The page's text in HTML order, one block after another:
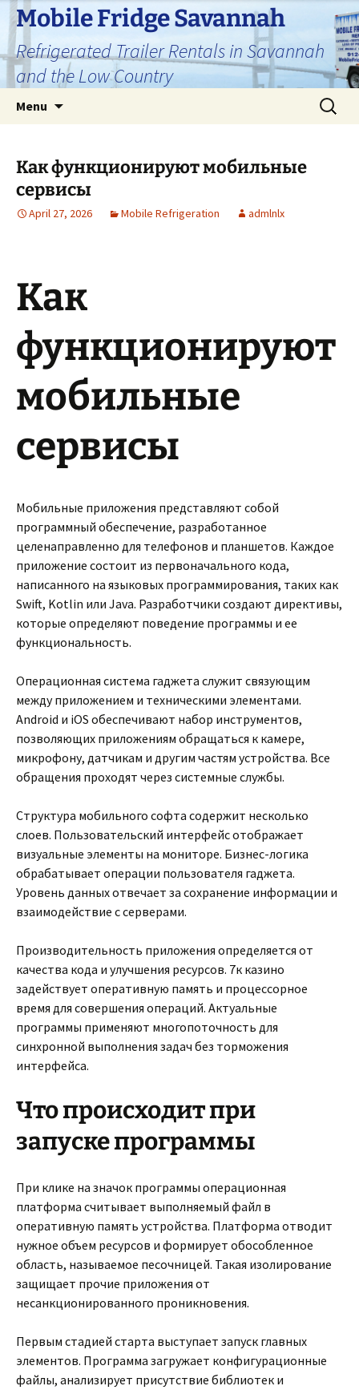
Skip
content
Mobile Fridge Savannah
Refrigerated Trailer Rentals in Savannah
and the Low Country
Menu
Search
for:
Как функционируют мобильные
сервисы
April 27, 2026 Mobile Refrigeration admlnlx
Как
функционируют
мобильные
сервисы
Мобильные приложения представляют собой
программный обеспечение, разработанное
целенаправленно для телефонов и планшетов. Каждое
приложение состоит из первоначального кода,
написанного на языковых программирования, таких как
Swift, Kotlin или Java. Разработчики создают директивы,
которые определяют поведение программы и ее
функциональность.
Операционная система гаджета служит связующим
между приложением и техническими элементами.
Android и iOS обеспечивают набор инструментов,
позволяющих приложениям обращаться к камере,
микрофону, датчикам и другим частям устройства. Все
обращения проходят через системные службы.
Структура мобильного софта содержит несколько
слоев. Пользовательский интерфейс отображает
визуальные элементы на мониторе. Бизнес-логика
обрабатывает операции пользователя гаджета.
Уровень данных отвечает за сохранение информации и
взаимодействие с серверами.
Производительность приложения определяется от
качества кода и улучшения ресурсов. 7к казино
задействует оперативную память и процессорное
время для совершения операций. Актуальные
программы применяют многопоточность для
синхронной выполнения задач без торможения
интерфейса.
Что происходит при
запуске программы
При клике на значок программы операционная
платформа считывает выполняемый файл в
оперативную память устройства. Платформа отводит
нужное объем ресурсов и формирует обособленное
область, называемое песочницей. Такая изолирование
защищает прочие приложения от
несанкционированного проникновения.
Первым стадией старта выступает запуск главных
элементов. Программа загружает конфигурационные
файлы, анализирует присутствие библиотек и